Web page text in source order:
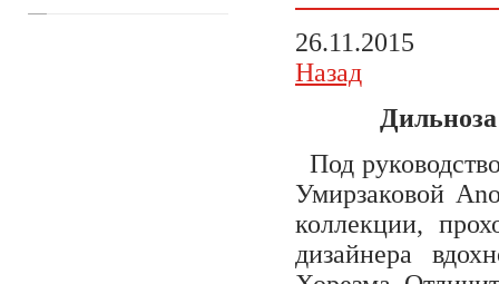
26.11.2015
Назад
Под
Умирзаковой
коллекции,
дизайнера